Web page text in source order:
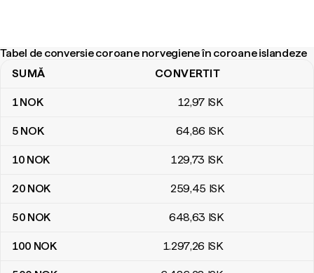
Tabel de conversie coroane norvegiene în coroane islandeze
Tabel de conversie coroane norvegiene în coroane islandeze
SUMĂ CONVERTIT
1NOK 12,97 ISK
5 NOK 64,86 ISK
10 NOK 129,73 ISK
20 NOK 259,45 ISK
50 NOK 648,63 ISK
100 NOK 1.297,26 ISK